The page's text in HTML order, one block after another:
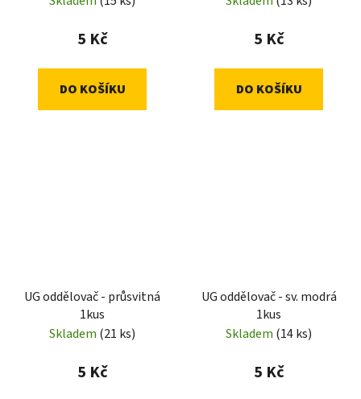
5 Kč
DO KOŠÍKU
5 Kč
DO KOŠÍKU
UG oddělovač - průsvitná
1kus
Skladem (21 ks)
5 Kč
UG oddělovač - sv. modrá
1kus
Skladem (14 ks)
5 Kč